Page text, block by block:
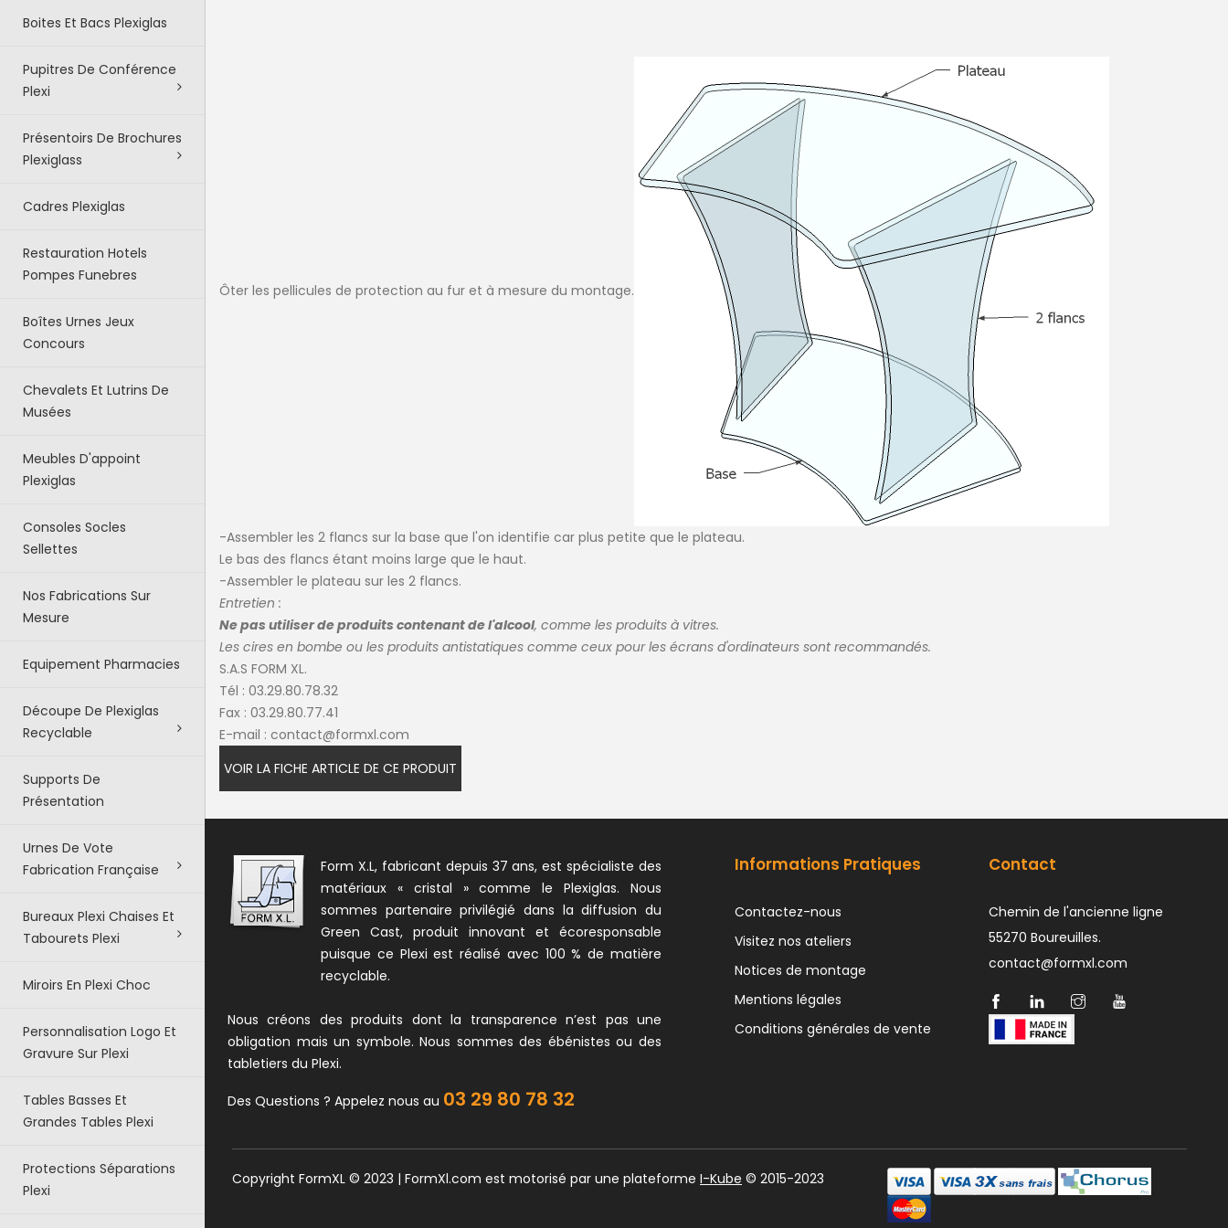
Boites Et Bacs Plexiglas
Pupitres De Conférence
Plexi
Présentoirs De Brochures
Plexiglass
Cadres Plexiglas
Restauration Hotels
Pompes Funebres
Boîtes Urnes Jeux
Concours
Chevalets Et Lutrins De
Musées
Meubles D'appoint
Plexiglas
Consoles Socles
Sellettes
Nos Fabrications Sur
Mesure
Equipement Pharmacies
Découpe De Plexiglas
Recyclable
Supports De
Présentation
Urnes De Vote
Fabrication Française
Bureaux Plexi Chaises Et
Tabourets Plexi
Miroirs En Plexi Choc
Personnalisation Logo Et
Gravure Sur Plexi
Tables Basses Et
Grandes Tables Plexi
Protections Séparations
Plexi
Ôter les pellicules de protection au fur et à mesure du montage.
-Assembler les 2 flancs sur la base que l'on identifie car plus petite que le plateau.
Le bas des flancs étant moins large que le haut.
-Assembler le plateau sur les 2 flancs.
Entretien :
Ne pas utiliser de produits contenant de l'alcool, comme les produits à vitres.
Les cires en bombe ou les produits antistatiques comme ceux pour les écrans d'ordinateurs sont recommandés.
S.A.S FORM XL.
Tél : 03.29.80.78.32
Fax : 03.29.80.77.41
E-mail : contact@formxl.com
VOIR LA FICHE ARTICLE DE CE PRODUIT
Form X.L, fabricant depuis 37 ans, est spécialiste des
matériaux « cristal » comme le Plexiglas. Nous
sommes partenaire privilégié dans la diffusion du
Green Cast, produit innovant et écoresponsable
puisque ce Plexi est réalisé avec 100 % de matière
recyclable.
Nous créons des produits dont la transparence n’est pas une
obligation mais un symbole. Nous sommes des ébénistes ou des
tabletiers du Plexi.
Des Questions ? Appelez nous au 03 29 80 78 32
Informations Pratiques
Contactez-nous
Visitez nos ateliers
Notices de montage
Mentions légales
Conditions générales de vente
Contact
Chemin de l'ancienne ligne
55270 Boureuilles.
contact@formxl.com
Copyright FormXL © 2023 | FormXl.com est motorisé par une plateforme I-Kube © 2015-2023